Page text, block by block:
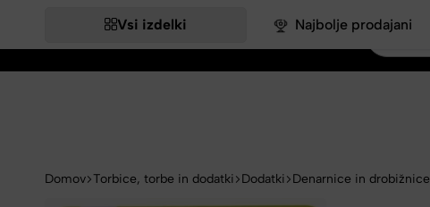
Vsi izdelki Najbolje prodajani
Domov Torbice, torbe in dodatki Dodatki Denarnice in drobižnice